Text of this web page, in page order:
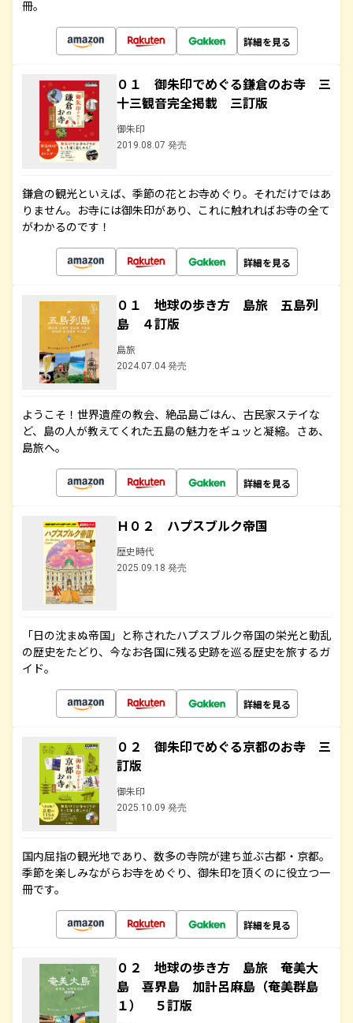
冊。
詳細を見る
０１ 御朱印でめぐる鎌倉のお寺 三
十三観音完全掲載 三訂版
御朱印
2019.08.07 発売
鎌倉の観光といえば、季節の花とお寺めぐり。それだけではあ
りません。お寺には御朱印があり、これに触れればお寺の全て
がわかるのです！
詳細を見る
０１ 地球の歩き方 島旅 五島列
島 ４訂版
島旅
2024.07.04 発売
ようこそ！世界遺産の教会、絶品島ごはん、古民家ステイな
ど、島の人が教えてくれた五島の魅力をギュッと凝縮。さあ、
島旅へ。
詳細を見る
Ｈ０２ ハプスブルク帝国
歴史時代
2025.09.18 発売
「日の沈まぬ帝国」と称されたハプスブルク帝国の栄光と動乱
の歴史をたどり、今なお各国に残る史跡を巡る歴史を旅するガ
イド。
詳細を見る
０２ 御朱印でめぐる京都のお寺 三
訂版
御朱印
2025.10.09 発売
国内屈指の観光地であり、数多の寺院が建ち並ぶ古都・京都。
季節を楽しみながらお寺をめぐり、御朱印を頂くのに役立つ一
冊です。
詳細を見る
０２ 地球の歩き方 島旅 奄美大
島 喜界島 加計呂麻島（奄美群島
１） ５訂版